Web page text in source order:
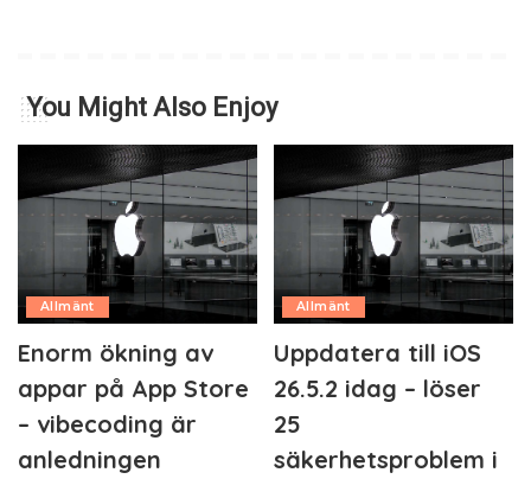
You Might Also Enjoy
Allmänt
Enorm ökning av
appar på App Store
– vibecoding är
anledningen
Allmänt
Uppdatera till iOS
26.5.2 idag – löser
25
säkerhetsproblem i